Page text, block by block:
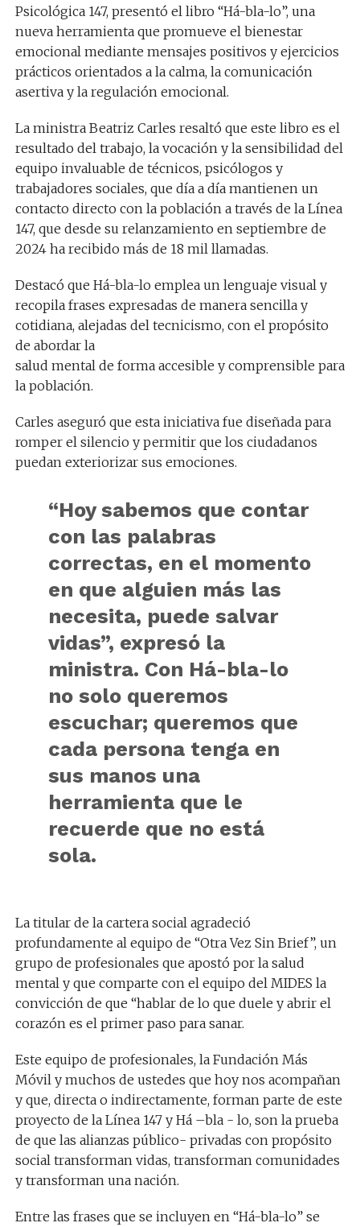
Psicológica 147, presentó el libro “Há-bla-lo”, una
nueva herramienta que promueve el bienestar
emocional mediante mensajes positivos y ejercicios
prácticos orientados a la calma, la comunicación
asertiva y la regulación emocional.
La ministra Beatriz Carles resaltó que este libro es el
resultado del trabajo, la vocación y la sensibilidad del
equipo invaluable de técnicos, psicólogos y
trabajadores sociales, que día a día mantienen un
contacto directo con la población a través de la Línea
147, que desde su relanzamiento en septiembre de
2024 ha recibido más de 18 mil llamadas.
Destacó que Há-bla-lo emplea un lenguaje visual y
recopila frases expresadas de manera sencilla y
cotidiana, alejadas del tecnicismo, con el propósito
de abordar la
salud mental de forma accesible y comprensible para
la población.
Carles aseguró que esta iniciativa fue diseñada para
romper el silencio y permitir que los ciudadanos
puedan exteriorizar sus emociones.
“Hoy sabemos que contar
con las palabras
correctas, en el momento
en que alguien más las
necesita, puede salvar
vidas”, expresó la
ministra. Con Há-bla-lo
no solo queremos
escuchar; queremos que
cada persona tenga en
sus manos una
herramienta que le
recuerde que no está
sola.
La titular de la cartera social agradeció
profundamente al equipo de “Otra Vez Sin Brief”, un
grupo de profesionales que apostó por la salud
mental y que comparte con el equipo del MIDES la
convicción de que “hablar de lo que duele y abrir el
corazón es el primer paso para sanar.
Este equipo de profesionales, la Fundación Más
Móvil y muchos de ustedes que hoy nos acompañan
y que, directa o indirectamente, forman parte de este
proyecto de la Línea 147 y Há –bla - lo, son la prueba
de que las alianzas público- privadas con propósito
social transforman vidas, transforman comunidades
y transforman una nación.
Entre las frases que se incluyen en “Há-bla-lo” se